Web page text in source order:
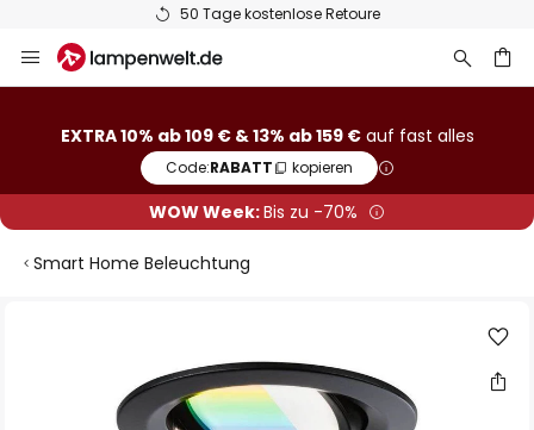
50 Tage kostenlose Retoure
Inhalt
EXTRA 10% ab 109 € & 13% ab 159 €auf fast alles
Code:RABATT kopieren
WOW Week:Bis zu -70%
Smart Home Beleuchtung